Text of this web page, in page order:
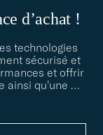
d’achat !
technologies
sécurisé et
et offrir
ainsi qu’une …
nous vous guider,